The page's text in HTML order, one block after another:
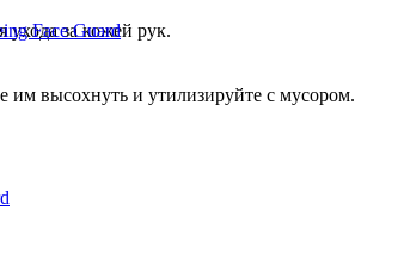
за кожей рук.
им высохнуть и утилизируйте с мусором.
Face Guard